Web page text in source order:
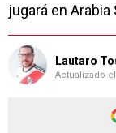
jugará en
Lautaro
Actualizado el